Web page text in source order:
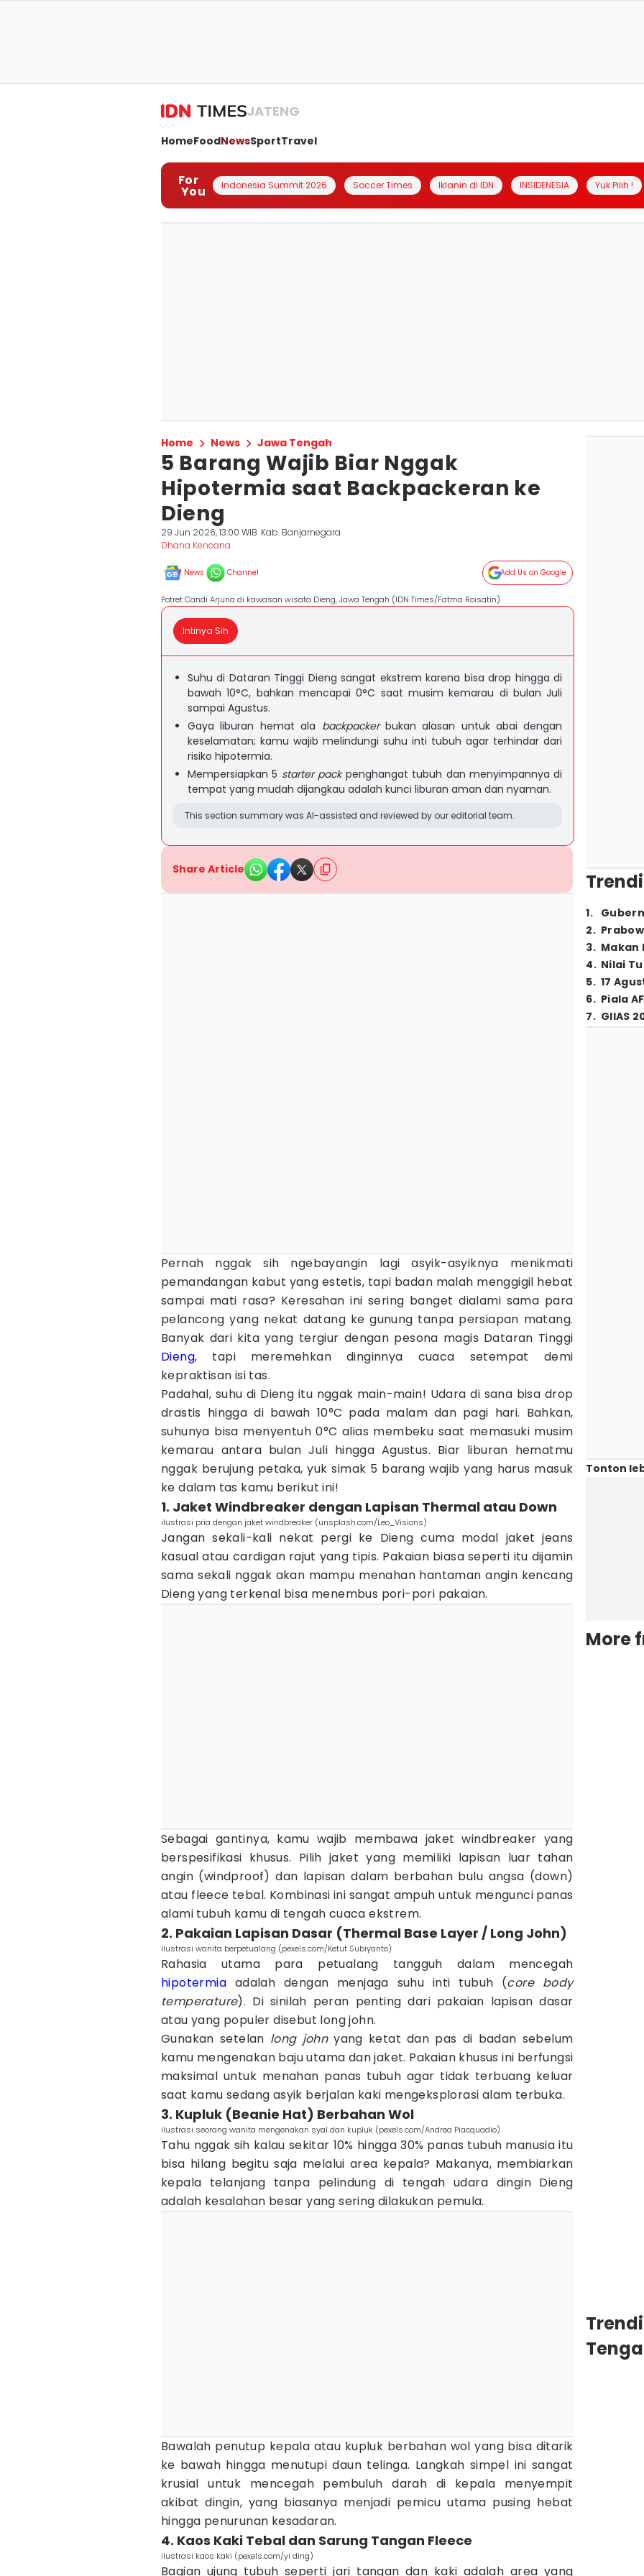
JATENG
HomeFoodNewsSportTravel
For
You Indonesia Summit 2026 Soccer Times Iklanin di IDN INSIDENESIA Yuk Pilih !
Home News Jawa Tengah
5 Barang Wajib Biar Nggak
Hipotermia saat Backpackeran ke
Dieng
29 Jun 2026, 13:00 WIB Kab. Banjarnegara
Dhana Kencana
News Channel Add Us on Google
Potret Candi Arjuna di kawasan wisata Dieng, Jawa Tengah (IDN Times/Fatma Roisatin)
Intinya Sih
Suhu di Dataran Tinggi Dieng sangat ekstrem karena bisa drop hingga di
bawah 10°C, bahkan mencapai 0°C saat musim kemarau di bulan Juli
sampai Agustus.
Gaya liburan hemat ala backpackerbukan alasan untuk abai dengan
keselamatan; kamu wajib melindungi suhu inti tubuh agar terhindar dari
risiko hipotermia.
Mempersiapkan 5 starter packpenghangat tubuh dan menyimpannya di
tempat yang mudah dijangkau adalah kunci liburan aman dan nyaman.
This section summary was AI-assisted and reviewed by our editorial team.
Share Article
Pernah nggak sih ngebayangin lagi asyik-asyiknya menikmati
pemandangan kabut yang estetis, tapi badan malah menggigil hebat
sampai mati rasa? Keresahan ini sering banget dialami sama para
pelancong yang nekat datang ke gunung tanpa persiapan matang.
Banyak dari kita yang tergiur dengan pesona magis Dataran Tinggi
Dieng, tapi meremehkan dinginnya cuaca setempat demi
kepraktisan isi tas.
Padahal, suhu di Dieng itu nggak main-main! Udara di sana bisa drop
drastis hingga di bawah 10°C pada malam dan pagi hari. Bahkan,
suhunya bisa menyentuh 0°C alias membeku saat memasuki musim
kemarau antara bulan Juli hingga Agustus. Biar liburan hematmu
nggak berujung petaka, yuk simak 5 barang wajib yang harus masuk
ke dalam tas kamu berikut ini!
1. Jaket Windbreaker dengan Lapisan Thermal atau Down
ilustrasi pria dengan jaket windbreaker (unsplash.com/Leo_Visions)
Jangan sekali-kali nekat pergi ke Dieng cuma modal jaket jeans
kasual atau cardigan rajut yang tipis. Pakaian biasa seperti itu dijamin
sama sekali nggak akan mampu menahan hantaman angin kencang
Dieng yang terkenal bisa menembus pori-pori pakaian.
Sebagai gantinya, kamu wajib membawa jaket windbreaker yang
berspesifikasi khusus. Pilih jaket yang memiliki lapisan luar tahan
angin (windproof) dan lapisan dalam berbahan bulu angsa (down)
atau fleece tebal. Kombinasi ini sangat ampuh untuk mengunci panas
alami tubuh kamu di tengah cuaca ekstrem.
2. Pakaian Lapisan Dasar (Thermal Base Layer / Long John)
Ilustrasi wanita berpetualang (pexels.com/Ketut Subiyanto)
Rahasia utama para petualang tangguh dalam mencegah
hipotermia adalah dengan menjaga suhu inti tubuh (core body
temperature). Di sinilah peran penting dari pakaian lapisan dasar
atau yang populer disebut long john.
Gunakan setelan long johnyang ketat dan pas di badan sebelum
kamu mengenakan baju utama dan jaket. Pakaian khusus ini berfungsi
maksimal untuk menahan panas tubuh agar tidak terbuang keluar
saat kamu sedang asyik berjalan kaki mengeksplorasi alam terbuka.
3. Kupluk (Beanie Hat) Berbahan Wol
ilustrasi seorang wanita mengenakan syal dan kupluk (pexels.com/Andrea Piacquadio)
Tahu nggak sih kalau sekitar 10% hingga 30% panas tubuh manusia itu
bisa hilang begitu saja melalui area kepala? Makanya, membiarkan
kepala telanjang tanpa pelindung di tengah udara dingin Dieng
adalah kesalahan besar yang sering dilakukan pemula.
Bawalah penutup kepala atau kupluk berbahan wol yang bisa ditarik
ke bawah hingga menutupi daun telinga. Langkah simpel ini sangat
krusial untuk mencegah pembuluh darah di kepala menyempit
akibat dingin, yang biasanya menjadi pemicu utama pusing hebat
hingga penurunan kesadaran.
4. Kaos Kaki Tebal dan Sarung Tangan Fleece
ilustrasi kaos kaki (pexels.com/yi ding)
Bagian ujung tubuh seperti jari tangan dan kaki adalah area yang
1.
2.
3. Makan
4. Nilai
5. 17
6. Piala
7. GIIAS
Tonton
More